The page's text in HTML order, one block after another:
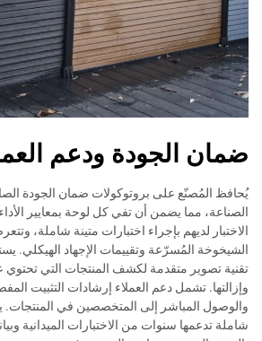
ضمان الجودة ودعم
يُحافظ المُصنّع على بروتوكولات ضمان الجودة
الصناعة، مما يضمن أن تفي كل لوحة بمعايير
الاختبار لديهم بإجراء اختبارات متينة شاملة،
الشيخوخة المُسرّعة وتقييمات الإجهاد الهيكلي.
تقنية تصوير متقدمة لكشف المنتجات التي
وإزالتها. تشمل دعم العملاء إرشادات التثبيت
والوصول المباشر إلى المتخصصين في المنتجات.
شاملة تدعمها سنوات من الاختبارات الميدانية